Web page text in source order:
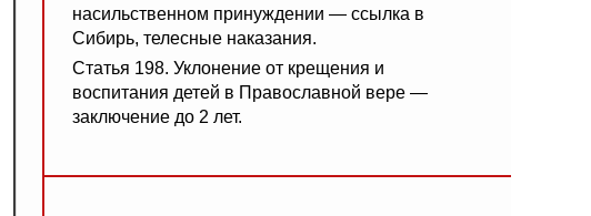
насильственном принуждении — ссылка в
Сибирь, телесные наказания.
Статья 198. Уклонение от крещения и
воспитания детей в Православной вере —
заключение до 2 лет.